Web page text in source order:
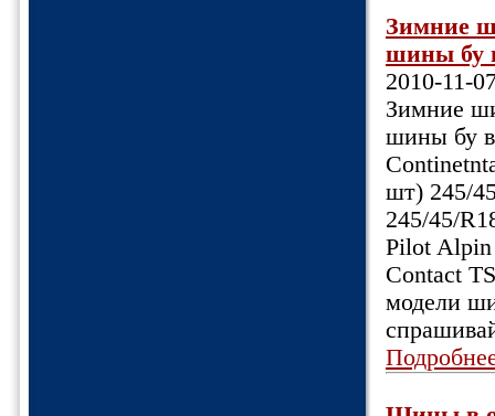
Зимние
шины бу
2010-11-
Зимние
шины бу в
шт) 245/
245/45/
Pilot Alpin
Contact
модели